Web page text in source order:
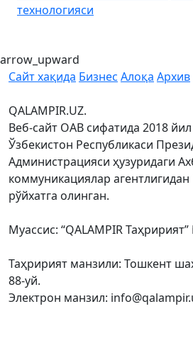
технологияси
arrow_upward
Сайт хақида Бизнес Алоқа Архив
QALAMPIR.UZ.
Веб-сайт ОАВ сифатида 2018
Ўзбекистон Республикаси
Администрацияси ҳузуридаги
коммуникациялар
рўйхатга олинган.
Муассис: “QALAMPIR
Таҳририят манзили: Тошкент
88-уй.
Электрон манзил: